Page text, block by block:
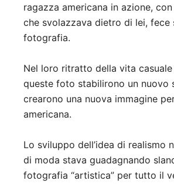
ragazza americana in azione,
che svolazzava dietro di lei, fece
fotografia.
Nel loro ritratto della vita
queste foto stabilirono un nuovo
crearono una nuova immagine
americana.
Lo sviluppo dell’idea di realismo
di moda stava guadagnando
fotografia “artistica” per tutto il